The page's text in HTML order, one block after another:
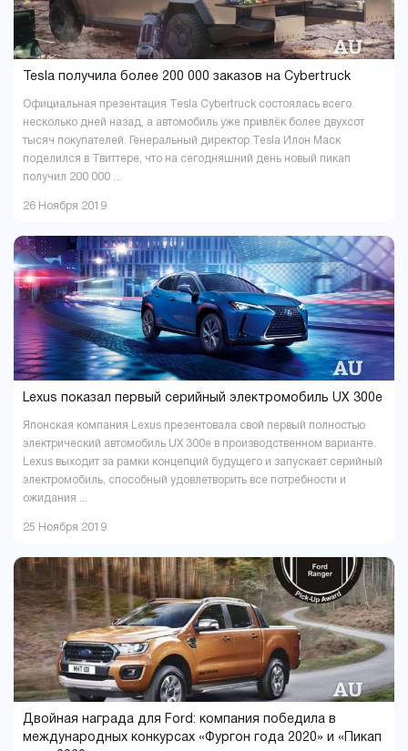
Харьков Херсон16
Хмельницкий18 Черкассы6
Чернигов 5 Черновцы7
Tesla получила более 200 000 заказов на Cybertruck
Официальная презентация Tesla Cybertruck состоялась всего
несколько дней назад, а автомобиль уже привлёк более двухсот
тысяч покупателей. Генеральный директор Tesla Илон Маск
поделился в Твиттере, что на сегодняшний день новый пикап
получил 200 000 ...
26 Ноября 2019
Lexus показал первый серийный электромобиль UX 300e
Японская компания Lexus презентовала свой первый полностью
электрический автомобиль UX 300e в производственном варианте.
Lexus выходит за рамки концепций будущего и запускает серийный
электромобиль, способный удовлетворить все потребности и
ожидания ...
25 Ноября 2019
Двойная награда для Ford: компания победила в
международных конкурсах «Фургон года 2020» и «Пикап